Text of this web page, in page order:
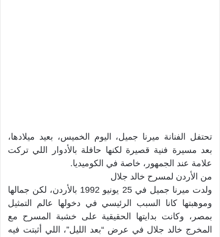
تحتفل الفنانة ميرنا جميل، اليوم الخميس، بعيد ميلادها،
بعد مسيرة فنية قصيرة لكنها حافلة بالأدوار اللي تركت
علامة عند الجمهور، خاصة في الكوميديا.
من الأردن لمسرح خالد جلال
ولدت ميرنا جميل في 25 يونيو 1992 بالأردن، لكن جمالها
وموهبتها كانا السبب الرئيسي في دخولها عالم التمثيل
بمصر، وكانت بدايتها الحقيقية على خشبة المسرح مع
المخرج خالد جلال في عرض “بعد الليل”، اللي أثبتت فيه